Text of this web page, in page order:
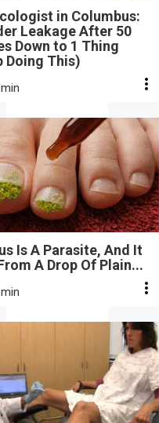
in Columbus:
Leakage After 50
Down to 1 Thing
Doing This)
Is A Parasite, And It
A Drop Of Plain...